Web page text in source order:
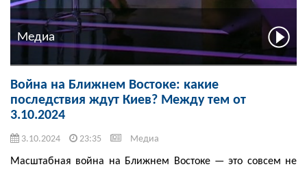
Медиа
Война на Ближнем Востоке: какие
последствия ждут Киев? Между тем от
3.10.2024
3.10.2024 23:35 Медиа
Масштабная война на Ближнем Востоке — это совсем не